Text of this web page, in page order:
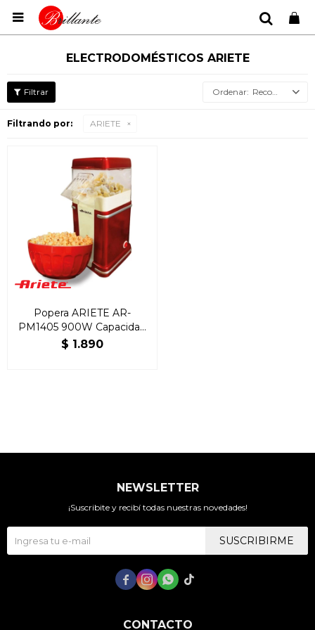

ELECTRODOMÉSTICOS ARIETE
Recomendados
Filtrando por: ARIETE
Popera ARIETE AR-
PM1405 900W Capacidad
100G
$ 1.890
CONTACTO
NEWSLETTER
¡Suscribite y recibí todas nuestras novedades!
SUSCRIBIRME
   